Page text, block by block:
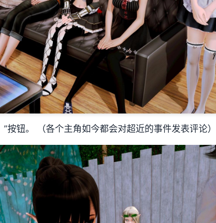
按钮。 （各个主角如今都会对超近的事件发表评论）